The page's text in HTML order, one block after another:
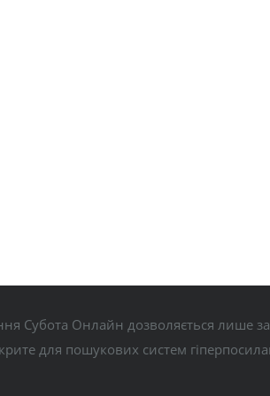
Субота Онлайн дозволяється лише
для пошукових систем